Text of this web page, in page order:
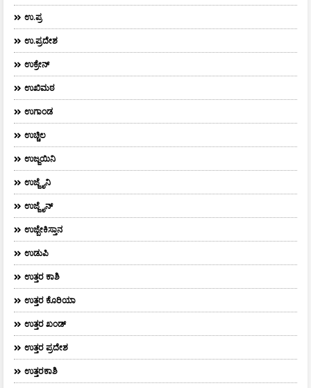
ಉ.ಪ್ರ
ಉ.ಪ್ರದೇಶ
ಉಕ್ರೇನ್
ಉಖಿಮಠ
ಉಗಾಂಡ
ಉಚ್ಚಿಲ
ಉಜ್ಜಯಿನಿ
ಉಜ್ಜೈನಿ
ಉಜ್ಜೈನ್
ಉಜ್ಬೇಕಿಸ್ತಾನ
ಉಡುಪಿ
ಉತ್ತರ ಕಾಶಿ
ಉತ್ತರ ಕೊರಿಯಾ
ಉತ್ತರ ಖಂಡ್
ಉತ್ತರ ಪ್ರದೇಶ
ಉತ್ತರಕಾಶಿ